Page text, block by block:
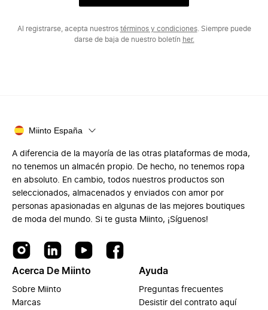
Al registrarse, acepta nuestros términos y condiciones. Siempre puede
darse de baja de nuestro boletín her.
Miinto España
A diferencia de la mayoría de las otras plataformas de moda,
no tenemos un almacén propio. De hecho, no tenemos ropa
en absoluto. En cambio, todos nuestros productos son
seleccionados, almacenados y enviados con amor por
personas apasionadas en algunas de las mejores boutiques
de moda del mundo. Si te gusta Miinto, ¡Síguenos!
Acerca De Miinto
Sobre Miinto
Marcas
Ayuda
Preguntas frecuentes
Desistir del contrato aquí